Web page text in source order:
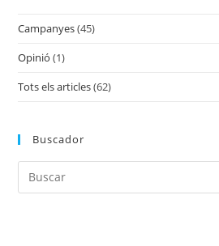
Campanyes(45)
Opinió (1)
Tots els articles(62)
Buscador